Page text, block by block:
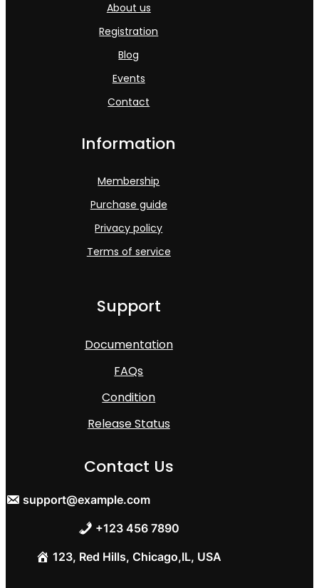
About us
Registration
Blog
Events
Contact
Information
Membership
Purchase guide
Privacy policy
Terms of service
Support
Documentation
FAQs
Condition
Release Status
Contact Us
support@example.com
+123 456 7890
123, Red Hills, Chicago,IL, USA